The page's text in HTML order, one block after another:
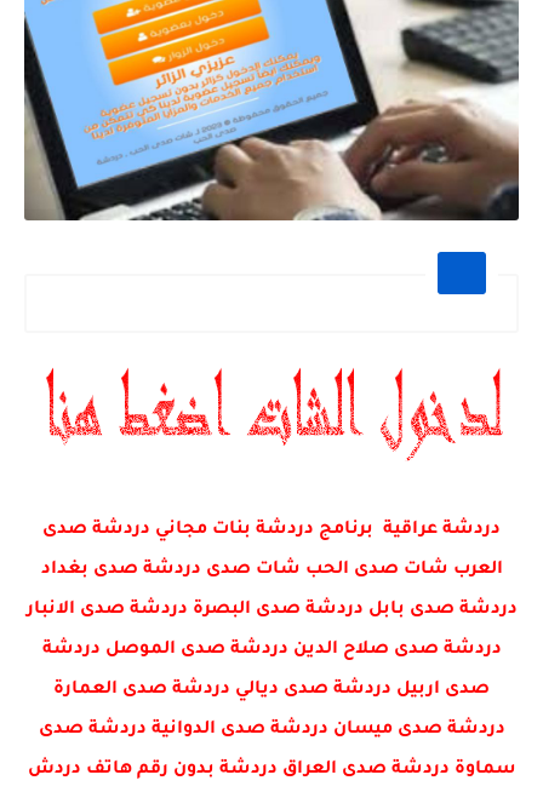
دردشة عراقية برنامج دردشة بنات مجاني دردشة صدى
العرب شات صدى الحب شات صدى دردشة صدى بغداد
دردشة صدى بابل دردشة صدى البصرة دردشة صدى الانبار
دردشة صدى صلاح الدين دردشة صدى الموصل دردشة
صدى اربيل دردشة صدى ديالي دردشة صدى العمارة
دردشة صدى ميسان دردشة صدى الدوانية دردشة صدى
سماوة دردشة صدى العراق دردشة بدون رقم هاتف دردش